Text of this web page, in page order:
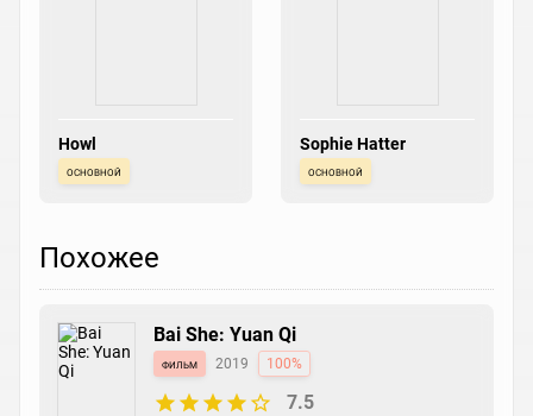
Howl
основной
Sophie Hatter
основной
Похожее
Bai She: Yuan Qi
фильм 2019 100%
7.5